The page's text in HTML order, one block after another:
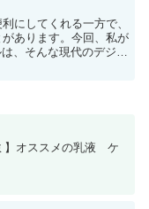
にしてくれる一方で、
あります。今回、私が
、そんな現代のデジタ
】オススメの乳液 ケ